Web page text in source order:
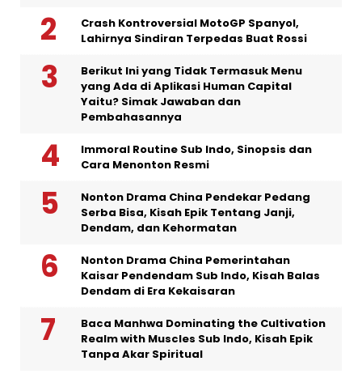
Crash Kontroversial MotoGP Spanyol,
Lahirnya Sindiran Terpedas Buat Rossi
Berikut Ini yang Tidak Termasuk Menu
yang Ada di Aplikasi Human Capital
Yaitu? Simak Jawaban dan
Pembahasannya
Immoral Routine Sub Indo, Sinopsis dan
Cara Menonton Resmi
Nonton Drama China Pendekar Pedang
Serba Bisa, Kisah Epik Tentang Janji,
Dendam, dan Kehormatan
Nonton Drama China Pemerintahan
Kaisar Pendendam Sub Indo, Kisah Balas
Dendam di Era Kekaisaran
Baca Manhwa Dominating the Cultivation
Realm with Muscles Sub Indo, Kisah Epik
Tanpa Akar Spiritual